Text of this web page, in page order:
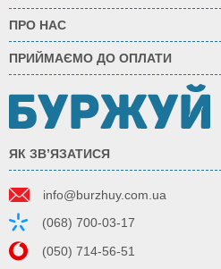
ПРО НАС
ПРИЙМАЄМО ДО ОПЛАТИ
ЯК ЗВ’ЯЗАТИСЯ
info@burzhuy.com.ua
(068) 700-03-17
(050) 714-56-51